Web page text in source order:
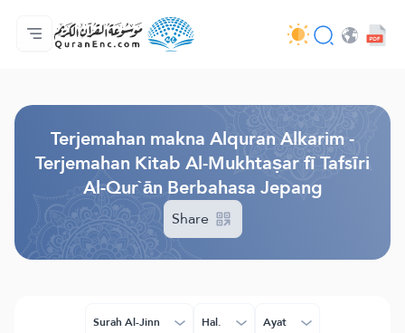
Beranda
Daftar isi terjemahan
Audio
Layanan pengembang - API
Tentang proyek ini
Hubungi kami
Bahasa
Terjemahan makna Alquran Alkarim -
Terjemahan Kitab Al-Mukhtaṣar fī Tafsīri
Al-Qur`ān Berbahasa Jepang
Share
Surah Al-Jinn Hal. Ayat